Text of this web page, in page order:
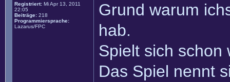
Registriert: Mi Apr 13, 2011
22:05
Beiträge: 218
Programmiersprache:
Lazarus/FPC
Grund warum
hab.
Spielt sich schon
Das Spiel nennt